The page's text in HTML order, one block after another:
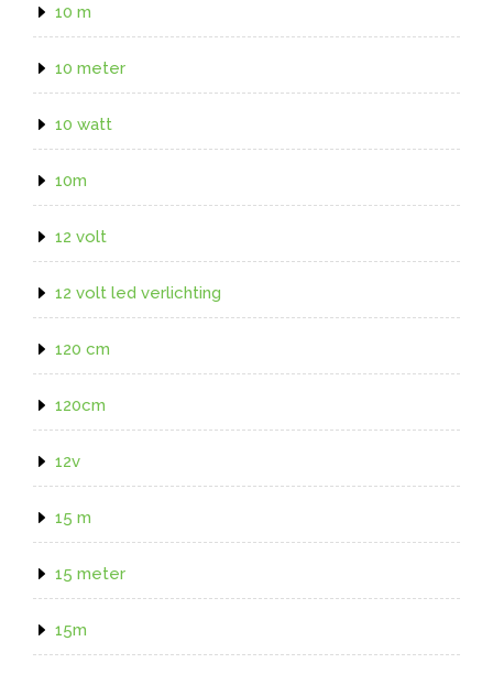
10 m
10 meter
10 watt
10m
12 volt
12 volt led verlichting
120 cm
120cm
12v
15 m
15 meter
15m